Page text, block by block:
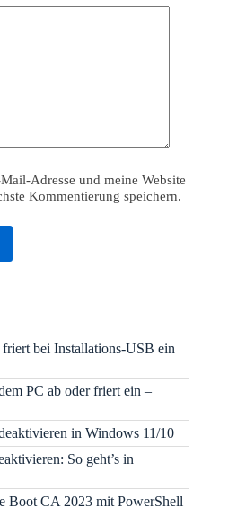
Adresse und meine Website
Kommentierung speichern.
bei Installations-USB ein
PC ab oder friert ein –
in Windows 11/10
So geht’s in
Boot CA 2023 mit PowerShell